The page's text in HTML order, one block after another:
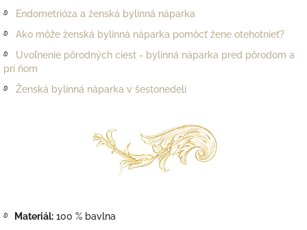
࿔
Endometrióza a ženská bylinná náparka
࿔ Ako môže ženská bylinná náparka pomôcť žene otehotnieť?
࿔ Uvoľnenie pôrodných ciest - bylinná náparka pred pôrodom a
pri ňom
࿔
Ženská bylinná náparka v šestonedelí
࿔ Materiál: 100 % bavlna